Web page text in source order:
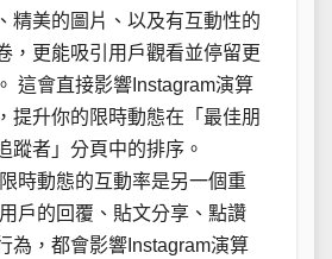
精美的圖片、以及有互動性的
，更能吸引用戶觀看並停留更
這會直接影響Instagram演算
提升你的限時動態在「最佳朋
蹤者」分頁中的排序。
限時動態的互動率是另一個重
戶的回覆、貼文分享、點讚
為，都會影響Instagram演算